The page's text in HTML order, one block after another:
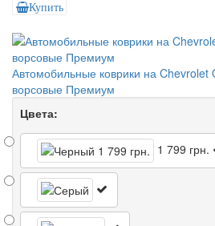
Купить
Автомобильные коврики на Chevrolet
ворсовые Премиум
Цвета:
1 799 грн.